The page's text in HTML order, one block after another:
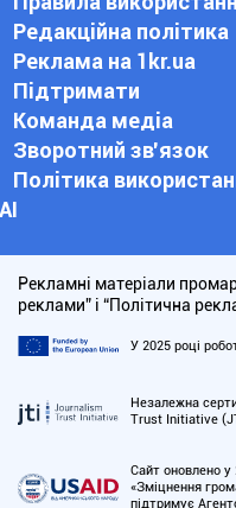
Редакційна політика
Реклама на 1kr.ua
Підтримати
Команда медіа
Зворотний зв'язок
Політика
АІ
Рекламні матеріали
реклами” і “Політична
У 2025 році
Незалежна
Trust Initiative
Сайт оновлено у
«Зміцнення
підтримує